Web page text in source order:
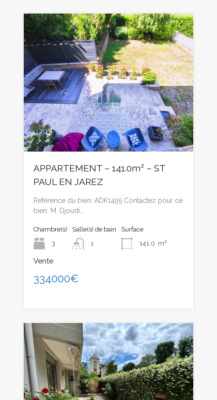
APPARTEMENT – 141.0m² – ST
PAUL EN JAREZ
Référence du bien: ADK1495 Contactez pour ce
bien: M. Djoudi…
Chambre(s)
3
Salle(s) de bain
1
Surface
141.0 m²
Vente
334000€